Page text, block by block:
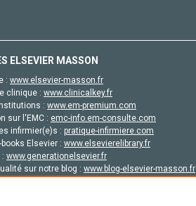
ELSEVIER MASSON
: www.elsevier-masson.fr
clinique : www.clinicalkey.fr
: www.em-premium.com
sur l'EMC : emc-info.em-consulte.com
infirmier(e)s : pratique-infirmiere.com
Elsevier : www.elsevierelibrary.fr
www.generationelsevier.fr
sur notre blog : www.blog-elsevier-masson.fr